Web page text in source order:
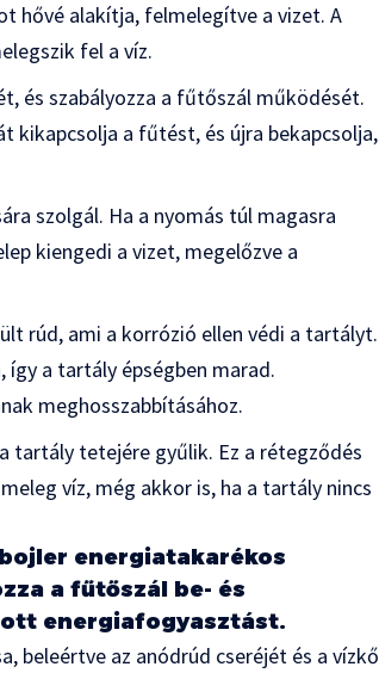
hővé alakítja, felmelegítve a vizet. A
fel a víz.
és szabályozza a fűtőszál működését.
a fűtést, és újra bekapcsolja,
szolgál. Ha a nyomás túl magasra
kiengedi a vizet, megelőzve a
rúd, ami a korrózió ellen védi a tartályt.
a tartály épségben marad.
meghosszabbításához.
tartály tetejére gyűlik. Ez a rétegződés
víz, még akkor is, ha a tartály nincs
energiatakarékos
a fűtőszál be- és
energiafogyasztást.
beleértve az anódrúd cseréjét és a vízkő